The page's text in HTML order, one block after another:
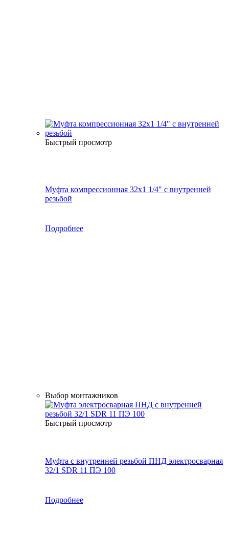
Быстрый просмотр
Муфта компрессионная 32х1 1/4" с внутренней
резьбой
Подробнее
Выбор монтажников
Быстрый просмотр
Муфта с внутренней резьбой ПНД электросварная
32/1 SDR 11 ПЭ 100
Подробнее